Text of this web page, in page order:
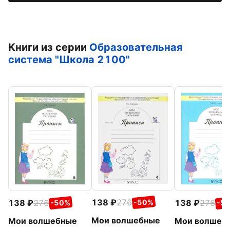
Книги из серии Образовательная
система "Школа 2100"
138 276 -50%
Мои волшебные
138 276 -50%
Мои волшебные
138 276 -
Мои